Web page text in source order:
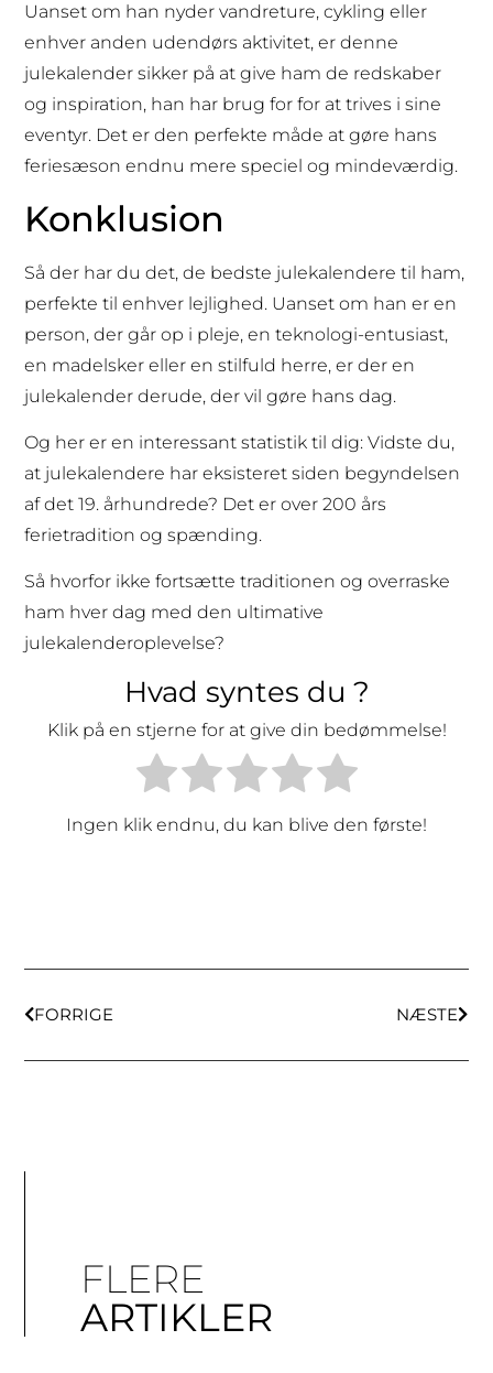
Uanset om han nyder vandreture, cykling eller
enhver anden udendørs aktivitet, er denne
julekalender sikker på at give ham de redskaber
og inspiration, han har brug for for at trives i sine
eventyr. Det er den perfekte måde at gøre hans
feriesæson endnu mere speciel og mindeværdig.
Konklusion
Så der har du det, de bedste julekalendere til ham,
perfekte til enhver lejlighed. Uanset om han er en
person, der går op i pleje, en teknologi-entusiast,
en madelsker eller en stilfuld herre, er der en
julekalender derude, der vil gøre hans dag.
Og her er en interessant statistik til dig: Vidste du,
at julekalendere har eksisteret siden begyndelsen
af det 19. århundrede? Det er over 200 års
ferietradition og spænding.
Så hvorfor ikke fortsætte traditionen og overraske
ham hver dag med den ultimative
julekalenderoplevelse?
Hvad syntes du ?
Klik på en stjerne for at give din bedømmelse!
Ingen klik endnu, du kan blive den første!
FORRIGE NÆSTE
FLERE
ARTIKLER